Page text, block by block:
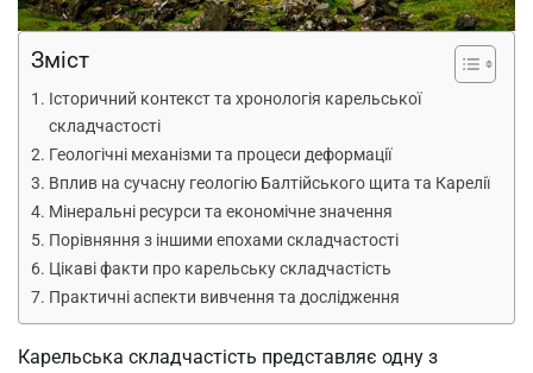
Зміст
Історичний контекст та хронологія карельської
складчастості
Геологічні механізми та процеси деформації
Вплив на сучасну геологію Балтійського щита та Карелії
Мінеральні ресурси та економічне значення
Порівняння з іншими епохами складчастості
Цікаві факти про карельську складчастість
Практичні аспекти вивчення та дослідження
Карельська складчастість представляє одну з